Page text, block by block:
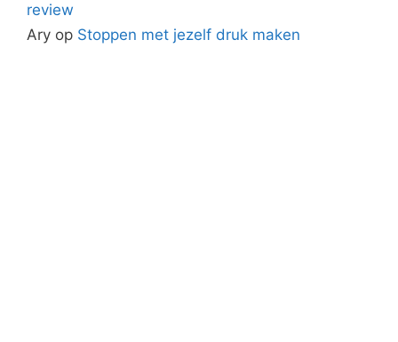
review
Ary op Stoppen met jezelf druk maken